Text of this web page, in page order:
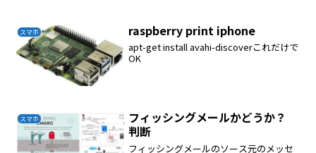
スマホ raspberry print iphone
apt-get install avahi-discoverこれだけで
OK
スマホ
フィッシングメールかどうか？
判断
フィッシングメールのソース元のメッセ